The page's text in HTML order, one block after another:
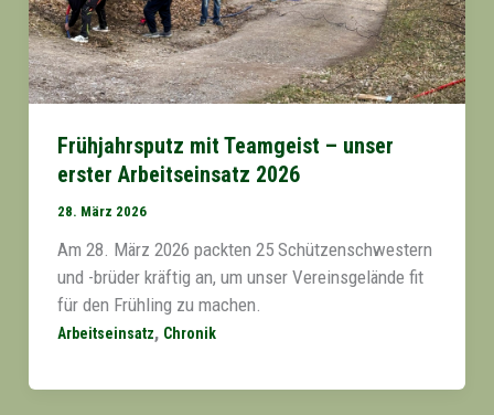
Frühjahrsputz mit Teamgeist – unser
erster Arbeitseinsatz 2026
28. März 2026
Am 28. März 2026 packten 25 Schützenschwestern
und -brüder kräftig an, um unser Vereinsgelände fit
für den Frühling zu machen.
Arbeitseinsatz, Chronik